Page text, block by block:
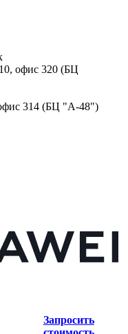
офис 320 (БЦ
314 (БЦ "А-48")
Запросить